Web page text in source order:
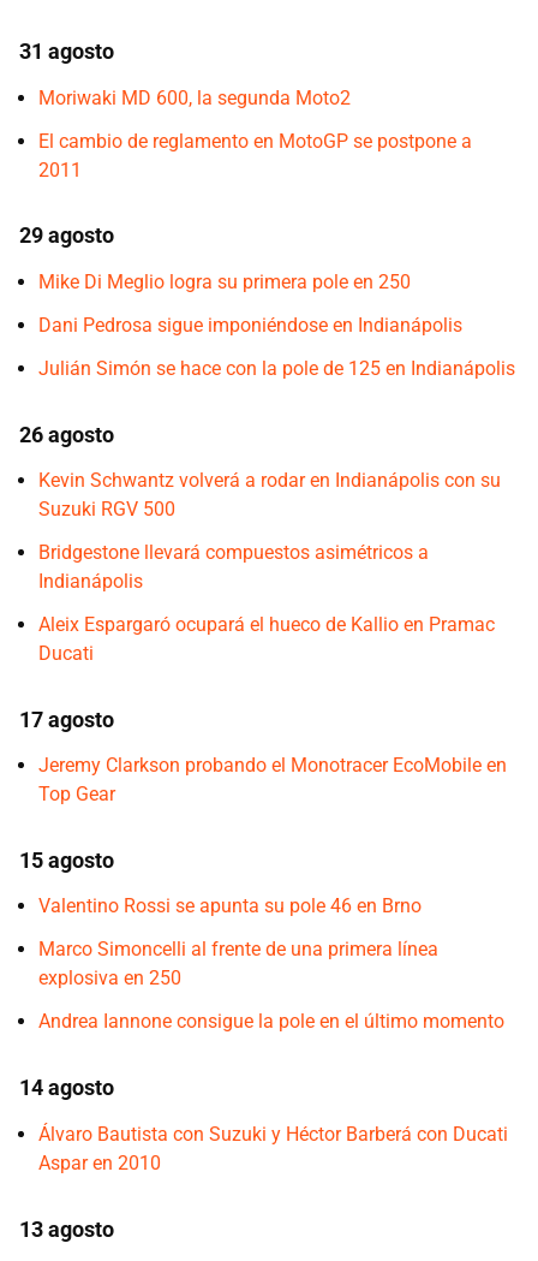
31 agosto
Moriwaki MD 600, la segunda Moto2
El cambio de reglamento en MotoGP se postpone a
2011
29 agosto
Mike Di Meglio logra su primera pole en 250
Dani Pedrosa sigue imponiéndose en Indianápolis
Julián Simón se hace con la pole de 125 en Indianápolis
26 agosto
Kevin Schwantz volverá a rodar en Indianápolis con su
Suzuki RGV 500
Bridgestone llevará compuestos asimétricos a
Indianápolis
Aleix Espargaró ocupará el hueco de Kallio en Pramac
Ducati
17 agosto
Jeremy Clarkson probando el Monotracer EcoMobile en
Top Gear
15 agosto
Valentino Rossi se apunta su pole 46 en Brno
Marco Simoncelli al frente de una primera línea
explosiva en 250
Andrea Iannone consigue la pole en el último momento
14 agosto
Álvaro Bautista con Suzuki y Héctor Barberá con Ducati
Aspar en 2010
13 agosto